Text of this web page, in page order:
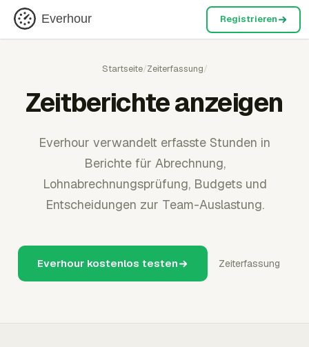
Everhour Registrieren
Startseite/Zeiterfassung/
Zeitberichte anzeigen
Everhour verwandelt erfasste Stunden in
Berichte für Abrechnung,
Lohnabrechnungsprüfung, Budgets und
Entscheidungen zur Team-Auslastung.
Everhour kostenlos testen Zeiterfassung